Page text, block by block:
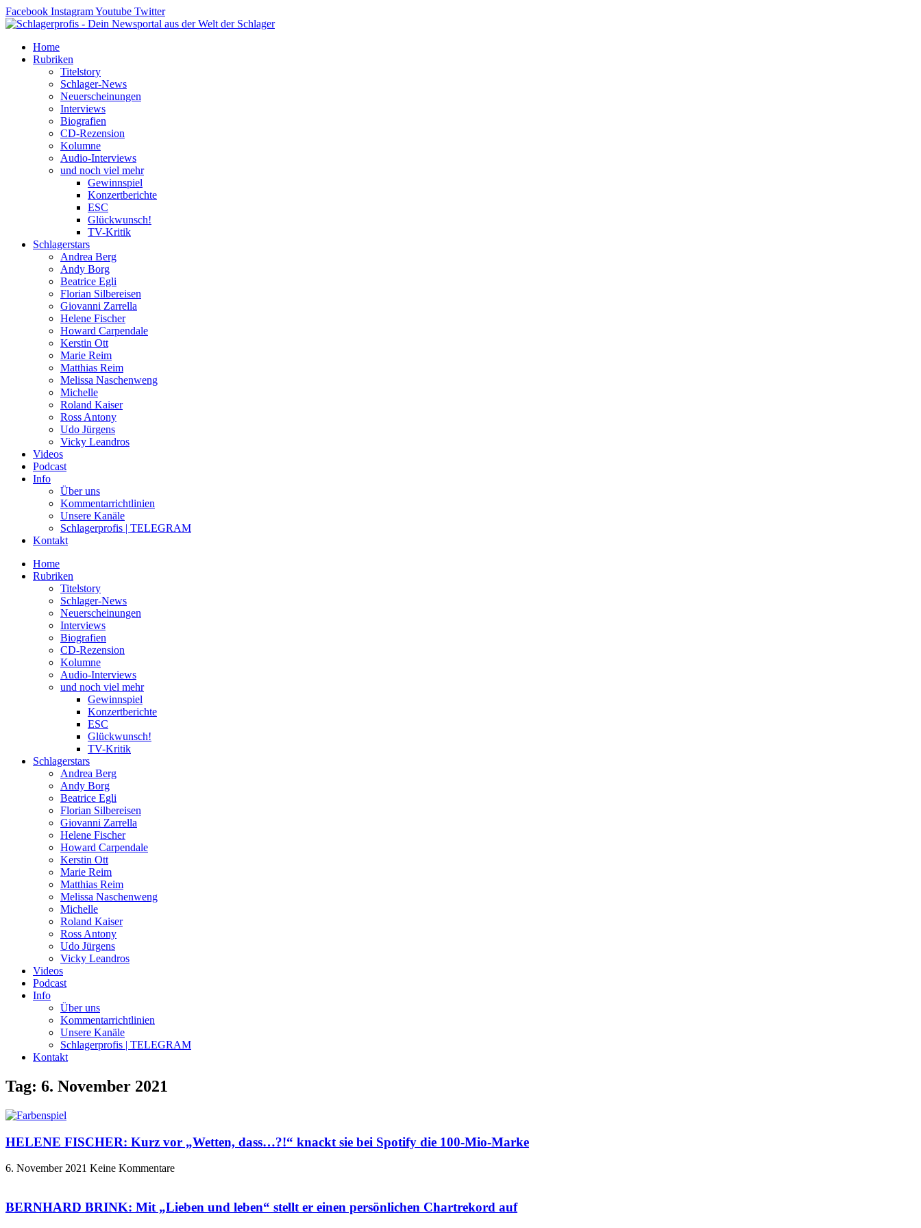
Zum
Inhalt
Facebook InstagramYoutube Twitter
Home
Rubriken
Titelstory
Schlager-News
Neuerscheinungen
Interviews
Biografien
CD-Rezension
Kolumne
Audio-Interviews
und noch viel mehr
Gewinnspiel
Konzertberichte
ESC
Glückwunsch!
TV-Kritik
Schlagerstars
Andrea Berg
Andy Borg
Beatrice Egli
Florian Silbereisen
Giovanni Zarrella
Helene Fischer
Howard Carpendale
Kerstin Ott
Marie Reim
Matthias Reim
Melissa Naschenweng
Michelle
Roland Kaiser
Ross Antony
Udo Jürgens
Vicky Leandros
Videos
Podcast
Info
Über uns
Kommentarrichtlinien
Unsere Kanäle
Schlagerprofis | TELEGRAM
Kontakt
Home
Rubriken
Titelstory
Schlager-News
Neuerscheinungen
Interviews
Biografien
CD-Rezension
Kolumne
Audio-Interviews
und noch viel mehr
Gewinnspiel
Konzertberichte
ESC
Glückwunsch!
TV-Kritik
Schlagerstars
Andrea Berg
Andy Borg
Beatrice Egli
Florian Silbereisen
Giovanni Zarrella
Helene Fischer
Howard Carpendale
Kerstin Ott
Marie Reim
Matthias Reim
Melissa Naschenweng
Michelle
Roland Kaiser
Ross Antony
Udo Jürgens
Vicky Leandros
Videos
Podcast
Info
Über uns
Kommentarrichtlinien
Unsere Kanäle
Schlagerprofis | TELEGRAM
Kontakt
Tag: 6. November 2021
HELENE FISCHER: Kurz vor „Wetten, dass…?!“ knackt sie bei Spotify die 100-Mio-Marke
6. November 2021 Keine Kommentare
BERNHARD BRINK: Mit „Lieben und leben“ stellt er einen persönlichen Chartrekord auf